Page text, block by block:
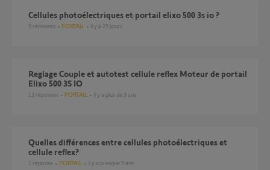
Cellules photoélectriques et portail elixo 500 3s io ?
5 réponses PORTAIL il y a 25 jours
Reglage Couple et autotest cellule reflex Moteur de portail
Elixo 500 3S IO
12 réponses PORTAIL il y a plus de 3 ans
quelles différences entre cellules photoélectriques et
cellule reflex?
1 réponse PORTAIL il y a presque 5 ans